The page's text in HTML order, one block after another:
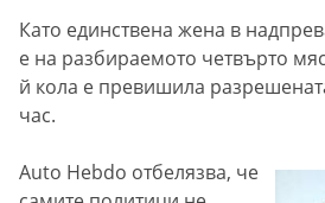
Като единствена жена в
е на разбираемото четвърто
й кола е превишила
час.
Auto Hebdo отбелязва, че